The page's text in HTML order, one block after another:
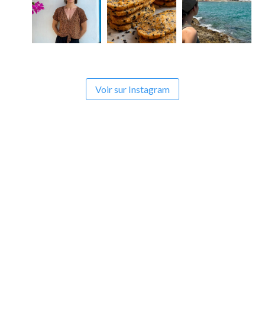
Voir sur Instagram